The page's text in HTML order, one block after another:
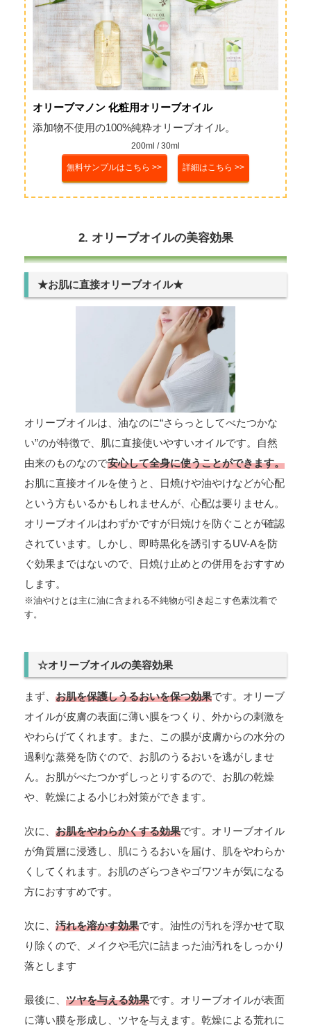
オリーブマノン 化粧用オリーブオイル
添加物不使用の100%純粋オリーブオイル。
200ml / 30ml
無料サンプルはこちら >> 詳細はこちら >>
2. オリーブオイルの美容効果
★お肌に直接オリーブオイル★
オリーブオイルは、油なのに“さらっとしてべたつかな
い”のが特徴で、肌に直接使いやすいオイルです。自然
由来のものなので安心して全身に使うことができます。
お肌に直接オイルを使うと、日焼けや油やけなどが心配
という方もいるかもしれませんが、心配は要りません。
オリーブオイルはわずかですが日焼けを防ぐことが確認
されています。しかし、即時黒化を誘引するUV-Aを防
ぐ効果まではないので、日焼け止めとの併用をおすすめ
します。
※油やけとは主に油に含まれる不純物が引き起こす色素沈着で
す。
☆オリーブオイルの美容効果
まず、 お肌を保護しうるおいを保つ効果です。オリーブ
オイルが皮膚の表面に薄い膜をつくり、外からの刺激を
やわらげてくれます。また、この膜が皮膚からの水分の
過剰な蒸発を防ぐので、お肌のうるおいを逃がしませ
ん。お肌がべたつかずしっとりするので、お肌の乾燥
や、乾燥による小じわ対策ができます。
次に、 お肌をやわらかくする効果です。オリーブオイル
が角質層に浸透し、肌にうるおいを届け、肌をやわらか
くしてくれます。お肌のざらつきやゴワツキが気になる
方におすすめです。
次に、 汚れを溶かす効果です。油性の汚れを浮かせて取
り除くので、メイクや毛穴に詰まった油汚れをしっかり
落とします
最後に、 ツヤを与える効果です。オリーブオイルが表面
に薄い膜を形成し、ツヤを与えます。乾燥による荒れに